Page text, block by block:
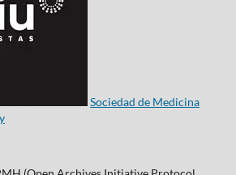
Sociedad de Medicina